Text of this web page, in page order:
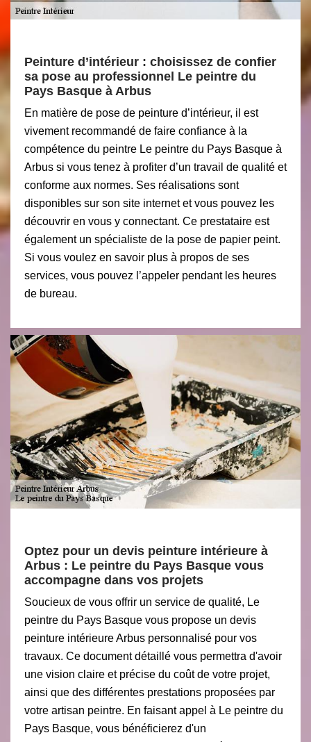
Peinture d’intérieur : choisissez de confier
sa pose au professionnel Le peintre du
Pays Basque à Arbus
En matière de pose de peinture d’intérieur, il est
vivement recommandé de faire confiance à la
compétence du peintre Le peintre du Pays Basque à
Arbus si vous tenez à profiter d’un travail de qualité et
conforme aux normes. Ses réalisations sont
disponibles sur son site internet et vous pouvez les
découvrir en vous y connectant. Ce prestataire est
également un spécialiste de la pose de papier peint.
Si vous voulez en savoir plus à propos de ses
services, vous pouvez l’appeler pendant les heures
de bureau.
Optez pour un devis peinture intérieure à
Arbus : Le peintre du Pays Basque vous
accompagne dans vos projets
Soucieux de vous offrir un service de qualité, Le
peintre du Pays Basque vous propose un devis
peinture intérieure Arbus personnalisé pour vos
travaux. Ce document détaillé vous permettra d'avoir
une vision claire et précise du coût de votre projet,
ainsi que des différentes prestations proposées par
votre artisan peintre. En faisant appel à Le peintre du
Pays Basque, vous bénéficierez d'un